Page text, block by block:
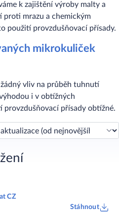
k zajištění výroby malty a
proti mrazu a chemickým
použití provzdušňovací přísady.
mikrokuliček
vliv na průběh tuhnutí
i v obtížných
provzdušňovací přísady obtížné.
CZ
Stáhnout